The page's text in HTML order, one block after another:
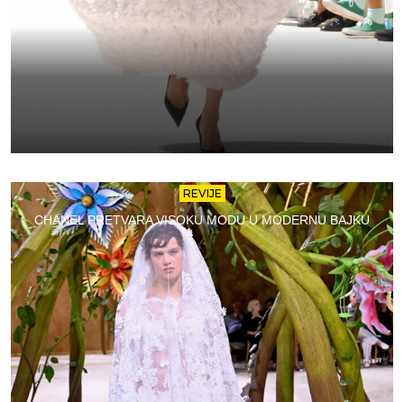
REVIJE
CHANEL PRETVARA VISOKU MODU U MODERNU BAJKU